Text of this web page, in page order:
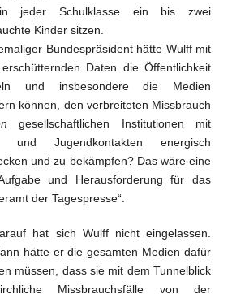
jeder Schulklasse ein bis zwei
Kinder sitzen.
Bundespräsident hätte Wulff mit
Daten die Öffentlichkeit
und insbesondere die Medien
können, den verbreiteten Missbrauch
gesellschaftlichen Institutionen mit
und Jugendkontakten energisch
und zu bekämpfen? Das wäre eine
und Herausforderung für das
der Tagespresse“.
hat sich Wulff nicht eingelassen.
hätte er die gesamten Medien dafür
müssen, dass sie mit dem Tunnelblick
Missbrauchsfälle von der